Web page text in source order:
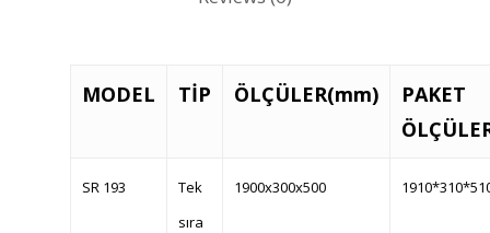
MODEL TİP ÖLÇÜLER(mm)
PAKET
SR 193
Tek
sıra
1900x300x500
Anasayfa
Ürünler